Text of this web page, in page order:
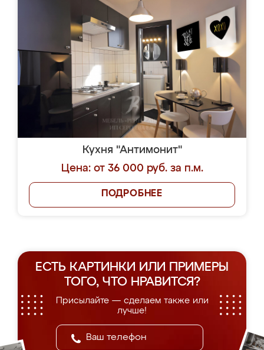
Кухня "Антимонит"
Цена: от 36 000 руб. за п.м.
ПОДРОБНЕЕ
ЕСТЬ КАРТИНКИ ИЛИ ПРИМЕРЫ
ТОГО, ЧТО НРАВИТСЯ?
Присылайте — сделаем также или
лучше!